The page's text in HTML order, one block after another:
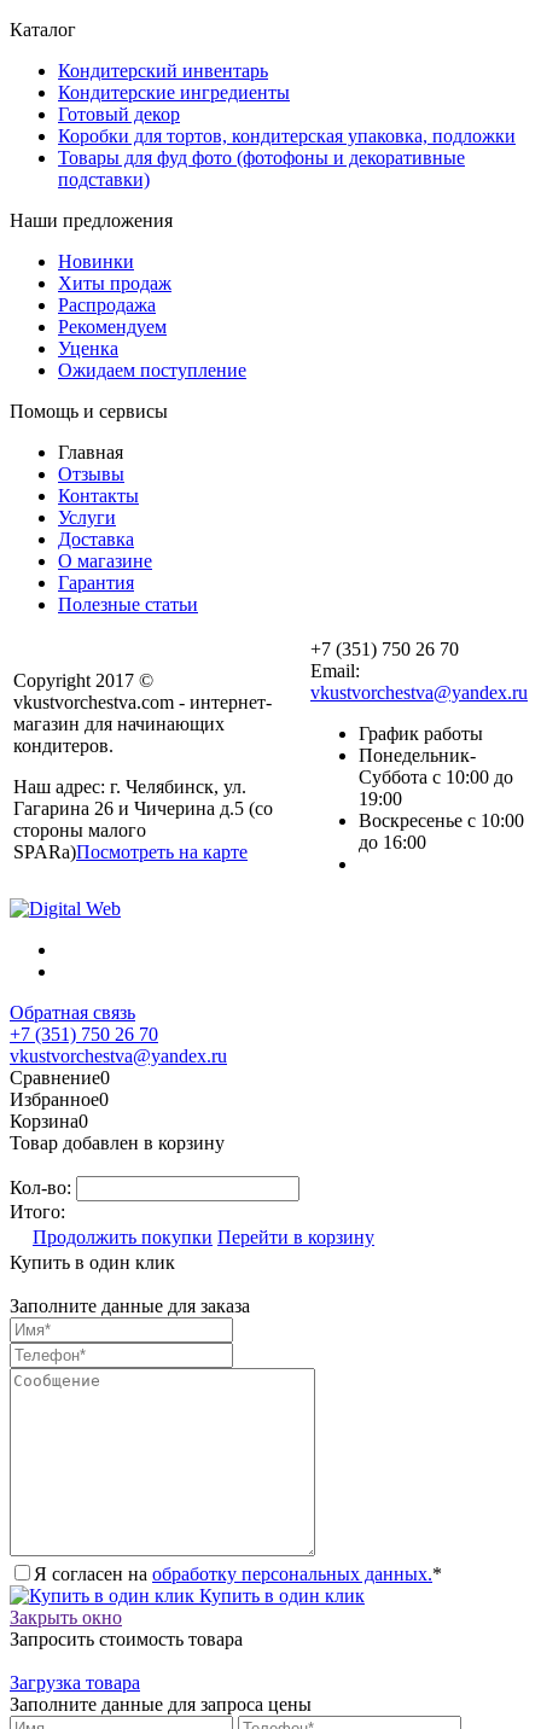
Каталог
Кондитерский инвентарь
Кондитерские ингредиенты
Готовый декор
Коробки для тортов, кондитерская упаковка, подложки
Товары для фуд фото (фотофоны и декоративные
подставки)
Наши предложения
Новинки
Хиты продаж
Распродажа
Рекомендуем
Уценка
Ожидаем поступление
Помощь и сервисы
Главная
Отзывы
Контакты
Услуги
Доставка
О магазине
Гарантия
Полезные статьи
Copyright 2017 ©
vkustvorchestva.com - интернет-
магазин для начинающих
кондитеров.
Наш адрес: г. Челябинск, ул.
Гагарина 26 и Чичерина д.5 (со
стороны малого
SPARa)Посмотреть на карте
+7 (351) 750 26 70
Email:
vkustvorchestva@yandex.ru
График работы
Понедельник-
Суббота с 10:00 до
19:00
Воскресенье с 10:00
до 16:00
Обратная связь
+7 (351) 750 26 70
vkustvorchestva@yandex.ru
Сравнение0
Избранное0
Корзина0
Товар добавлен в корзину
Кол-во:
Итого:
Продолжить покупки Перейти в корзину
Купить в один клик
Заполните данные для заказа
Я согласен на обработку персональных данных.*
Купить в один клик
Закрыть окно
Запросить стоимость товара
Загрузка товара
Заполните данные для запроса цены